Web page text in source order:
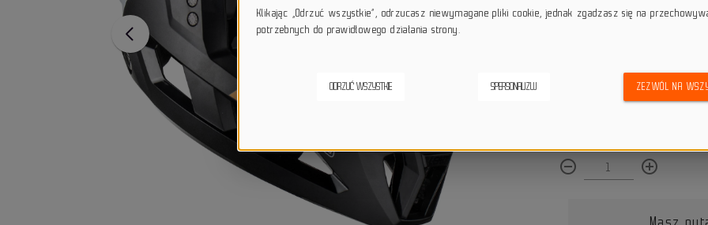
keyboard_return 14 dni na odstąpienie od
remove_circle_outline add_circle_outline
Klikając „Odrzuć wszystkie”, odrzucasz niewymagane pliki cookie, jednak zgadzasz się na
potrzebnych do prawidłowego działania strony.
ODRZUĆ WSZYSTKIE SPERSONALIZUJ ZEZWÓL NA